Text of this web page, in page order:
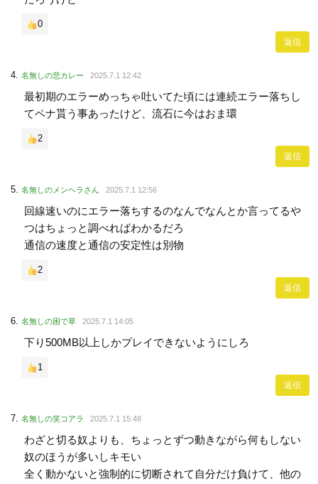
0
返信
名無しの悲カレー 2025.7.1 12:42
最初期のエラーめっちゃ吐いてた頃には連続エラー落ちし
てペナ貰う事あったけど、流石に今はおま環
2
返信
名無しのメンヘラさん 2025.7.1 12:56
回線速いのにエラー落ちするのなんでなんとか言ってるや
つはちょっと調べればわかるだろ
通信の速度と通信の安定性は別物
2
返信
名無しの困で草 2025.7.1 14:05
下り500MB以上しかプレイできないようにしろ
1
返信
名無しの笑コアラ 2025.7.1 15:48
わざと切る奴よりも、ちょっとずつ動きながら何もしない
奴のほうが多いしキモい
全く動かないと強制的に切断されて自分だけ負けて、他の